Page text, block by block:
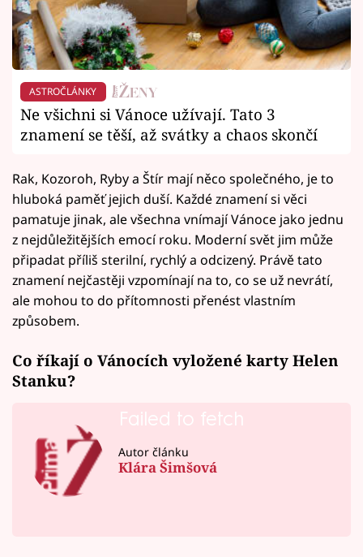
ASTROČLÁNKY
Ne všichni si Vánoce užívají. Tato 3
znamení se těší, až svátky a chaos skončí
Rak, Kozoroh, Ryby a Štír mají něco společného, je to
hluboká paměť jejich duší. Každé znamení si věci
pamatuje jinak, ale všechna vnímají Vánoce jako jednu
z nejdůležitějších emocí roku. Moderní svět jim může
připadat příliš sterilní, rychlý a odcizený. Právě tato
znamení nejčastěji vzpomínají na to, co se už nevrátí,
ale mohou to do přítomnosti přenést vlastním
způsobem.
Co říkají o Vánocích vyložené karty Helen
Stanku?
Failed to fetch
Autor článku
Klára Šimšová